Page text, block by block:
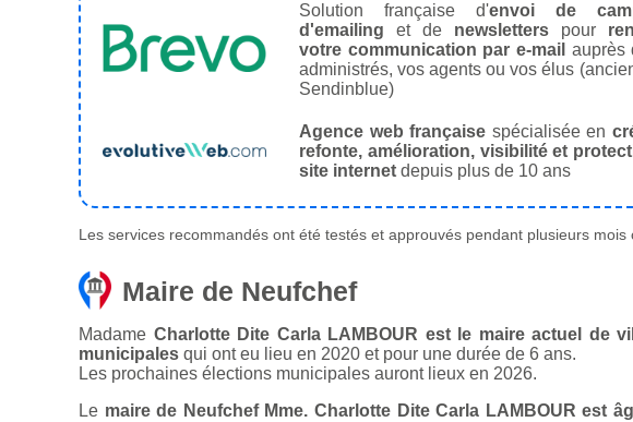
Solution française d'envoi de
d'emailing et de newsletterspour
votre communication par e-mail auprès
administrés, vos agents ou vos élus
Sendinblue)
Agence web française spécialisée en
refonte, amélioration, visibilité et
site internet depuis plus de 10 ans
Les services recommandés ont été testés et approuvés pendant plusieurs
Maire de Neufchef
Madame Charlotte Dite Carla LAMBOUR est le maire actuel de
municipales qui ont eu lieu en 2020 et pour une durée de 6 ans.
Les prochaines élections municipales auront lieux en 2026.
Le maire de Neufchef Mme. Charlotte Dite Carla LAMBOUR est